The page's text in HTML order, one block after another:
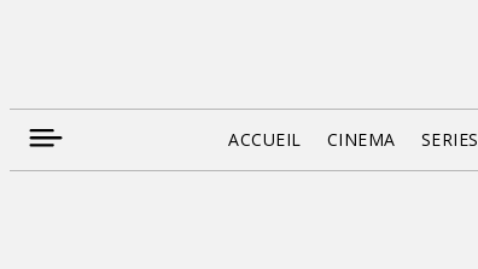
ACCUEIL CINEMA SERIES